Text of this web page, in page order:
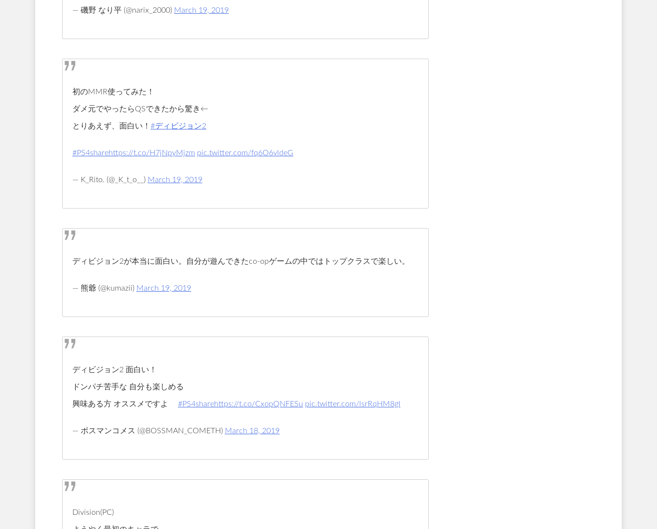
— 磯野 なり平 (@narix_2000) March 19, 2019
初のMMR使ってみた！
ダメ元でやったらQSできたから驚き←
とりあえず、面白い！ #ディビジョン2
#PS4sharehttps://t.co/H7jNpyMjzm pic.twitter.com/fq6O6vldeG
— K_Rito. (@_K_t_o__) March 19, 2019
ディビジョン2が本当に面白い。自分が遊んできたco-opゲームの中ではトップクラスで楽しい。
— 熊爺 (@kumazii) March 19, 2019
ディビジョン2 面白い！
ドンパチ苦手な 自分も楽しめる
興味ある方 オススメですよ #PS4sharehttps://t.co/CxopQNFESu pic.twitter.com/lsrRqHM8gI
— ボスマンコメス (@BOSSMAN_COMETH) March 18, 2019
Division(PC)